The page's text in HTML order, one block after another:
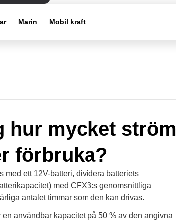
Marin Mobil kraft
hur mycket ström
förbruka?
med ett 12V-batteri, dividera batteriets
med CFX3:s genomsnittliga
antalet timmar som den kan drivas.
användbar kapacitet på 50 % av den angivna